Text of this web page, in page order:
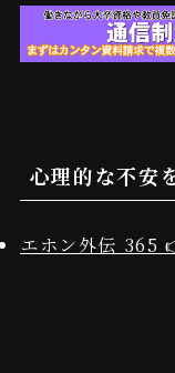
心理的な不安
エホン外伝 365